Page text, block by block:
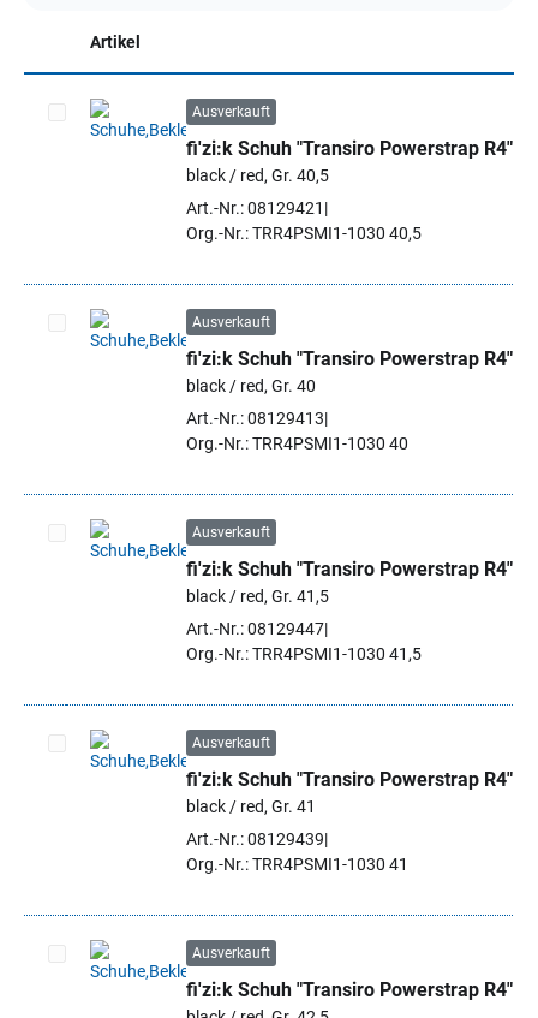
Artikel
Artikel auswählen
Ausverkauft
fi'zi:k Schuh "Transiro Powerstrap R4"
black / red, Gr. 40,5
Art.-Nr.: 08129421
Org.-Nr.: TRR4PSMI1-1030 40,5
Artikel auswählen
Ausverkauft
fi'zi:k Schuh "Transiro Powerstrap R4"
black / red, Gr. 40
Art.-Nr.: 08129413
Org.-Nr.: TRR4PSMI1-1030 40
Artikel auswählen
Ausverkauft
fi'zi:k Schuh "Transiro Powerstrap R4"
black / red, Gr. 41,5
Art.-Nr.: 08129447
Org.-Nr.: TRR4PSMI1-1030 41,5
Artikel auswählen
Ausverkauft
fi'zi:k Schuh "Transiro Powerstrap R4"
black / red, Gr. 41
Art.-Nr.: 08129439
Org.-Nr.: TRR4PSMI1-1030 41
Artikel auswählen
Ausverkauft
fi'zi:k Schuh "Transiro Powerstrap R4"